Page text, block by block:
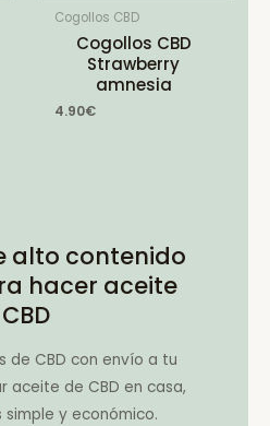
Cogollos CBD
Cogollos CBD
Strawberry
amnesia
4.90€
alto contenido
hacer aceite
CBD
de CBD con envío a tu
aceite de CBD en casa,
y económico.